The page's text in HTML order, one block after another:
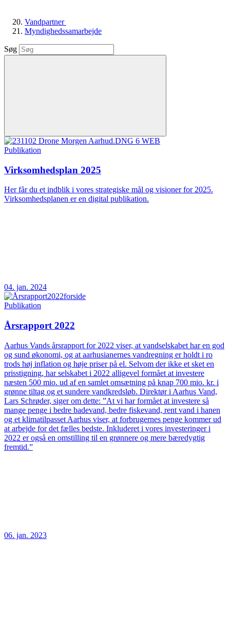
Vandpartner
Myndighedssamarbejde
Søg
Publikation
Virksomhedsplan 2025
Her får du et indblik i vores strategiske mål og visioner for 2025.
Virksomhedsplanen er en digital publikation.
04. jan. 2024
Publikation
Årsrapport 2022
Aarhus Vands årsrapport for 2022 viser, at vandselskabet har en god
og sund økonomi, og at aarhusianernes vandregning er holdt i ro
trods høj inflation og høje priser på el. Selvom der ikke et sket en
prisstigning, har selskabet i 2022 alligevel formået at investere
næsten 500 mio. ud af en samlet omsætning på knap 700 mio. kr. i
grønne tiltag og et sundere vandkredsløb. Direktør i Aarhus Vand,
Lars Schrøder, siger om dette: ”At vi har formået at investere så
mange penge i bedre badevand, bedre fiskevand, rent vand i hanen
og et klimatilpasset Aarhus viser, at forbrugernes penge kommer ud
at arbejde for det fælles bedste. Inkluderet i vores investeringer i
2022 er også en omstilling til en grønnere og mere bæredygtig
fremtid.”
06. jan. 2023